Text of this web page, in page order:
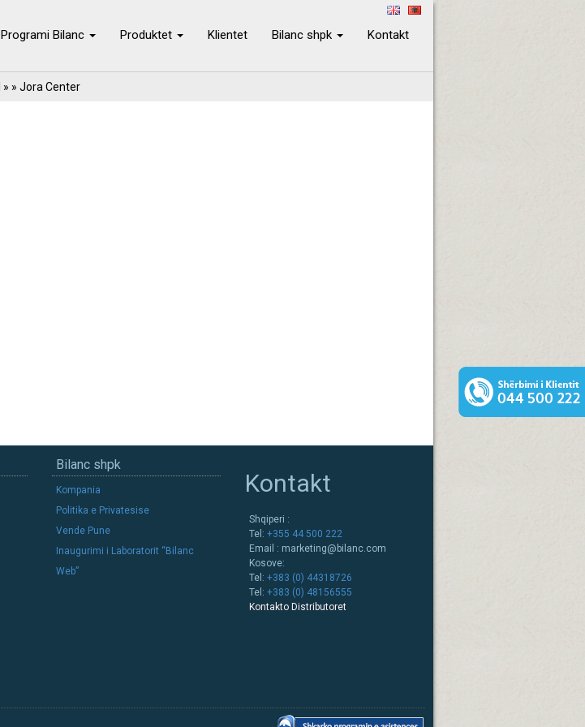
Programi Bilanc Produktet Klientet Bilanc shpk Kontakt
» » Jora Center
Bilanc shpk
Kompania
Politika e Privatesise
Vende Pune
Inaugurimi i Laboratorit “Bilanc
Web”
Kontakt
Shqiperi :
Tel: +355 44 500 222
Email : marketing@bilanc.com
Kosove:
Tel: +383 (0) 44318726
Tel: +383 (0) 48156555
Kontakto Distributoret